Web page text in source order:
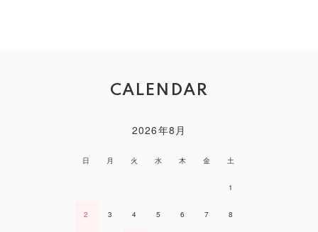
CALENDAR
2026年8月
日 月 火 水 木 金 土
1
2 3 4 5 6 7 8